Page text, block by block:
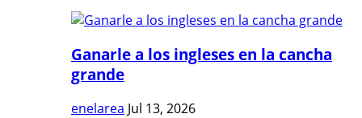
Ganarle a los ingleses en la cancha
grande
enelarea Jul 13, 2026